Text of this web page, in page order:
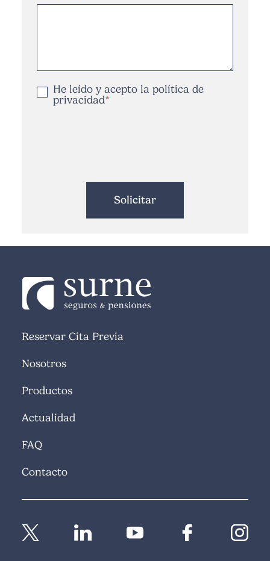
He leído y acepto lapolítica de
privacidad
Reservar Cita Previa
Nosotros
Productos
Actualidad
FAQ
Contacto